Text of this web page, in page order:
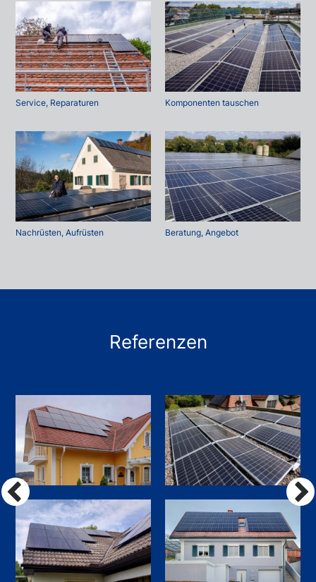
Service, Reparaturen Komponenten tauschen
Nachrüsten, Aufrüsten Beratung, Angebot
Referenzen